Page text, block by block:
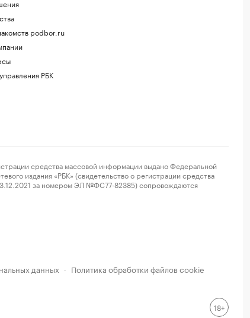
podbor.ru
РБК
средства массовой информации выдано Федеральной
издания «РБК» (свидетельство о регистрации средства
за номером ЭЛ №ФС77-82385) сопровождаются
данных · Политика обработки файлов cookie
18+